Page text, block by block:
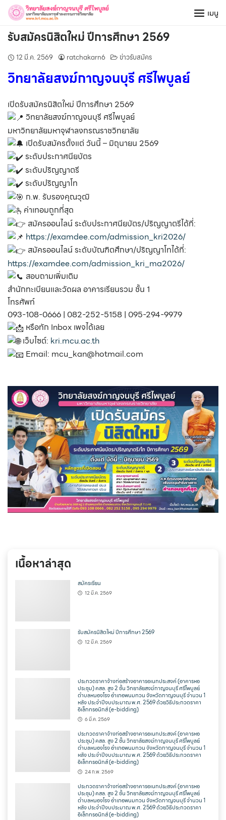
Skip
content
เมนู
รับสมัครนิสิตใหม่ ปีการศึกษา 2569
12 มี.ค. 2569 ratchakarn6 ข่าวรับสมัคร
วิทยาลัยสงฆ์กาญจนบุรี ศรีไพบูลย์
เปิดรับสมัครนิสิตใหม่ ปีการศึกษา 2569
วิทยาลัยสงฆ์กาญจนบุรี ศรีไพบูลย์
มหาวิทยาลัยมหาจุฬาลงกรณราชวิทยาลัย
เปิดรับสมัครตั้งแต่ วันนี้ – มิถุนายน 2569
ระดับประกาศนียบัตร
ระดับปริญญาตรี
ระดับปริญญาโท
ก.พ. รับรองคุณวุฒิ
ค่าเทอมถูกที่สุด
สมัครออนไลน์ ระดับประกาศนียบัตร/ปริญญาตรีได้ที่:
https://examdee.com/admission_kri2026/
สมัครออนไลน์ ระดับบัณฑิตศึกษา/ปริญญาโทได้ที่:
https://examdee.com/admission_kri_ma2026/
สอบถามเพิ่มเติม
สำนักทะเบียนและวัดผล อาคารเรียนรวม ชั้น 1
โทรศัพท์
093-108-0666 | 082-252-5158 | 095-294-9979
หรือทัก Inbox เพจได้เลย
เว็บไซต์: kri.mcu.ac.th
Email: mcu_kan@hotmail.com
เนื้อหาล่าสุด
สมัครเรียน
12 มี.ค. 2569
รับสมัครนิสิตใหม่ ปีการศึกษา 2569
12 มี.ค. 2569
ประกวดราคาจ้างก่อสร้างอาคารอเนกประสงค์ (อาคารหอ
ประชุม) คสล. สูง 2 ชั้น วิทยาลัยสงฆ์กาญจนบุรี ศรีไพบูลย์
ตำบลหนองโรง อำเภอพนมทวน จังหวัดกาญจนบุรี จำนวน 1
หลัง ประจำปีงบประมาณ พ.ศ. 2569 ด้วยวิธีประกวดราคา
อิเล็กทรอนิกส์ (e-bidding)
6 มี.ค. 2569
ประกวดราคาจ้างก่อสร้างอาคารอเนกประสงค์ (อาคารหอ
ประชุม) คสล. สูง 2 ชั้น วิทยาลัยสงฆ์กาญจนบุรี ศรีไพบูลย์
ตำบลหนองโรง อำเภอพนมทวน จังหวัดกาญจนบุรี จำนวน 1
หลัง ประจำปีงบประมาณ พ.ศ. 2569 ด้วยวิธีประกวดราคา
อิเล็กทรอนิกส์ (e-bidding)
24 ก.พ. 2569
ประกวดราคาจ้างก่อสร้างอาคารอเนกประสงค์ (อาคารหอ
ประชุม) คสล. สูง 2 ชั้น วิทยาลัยสงฆ์กาญจนบุรี ศรีไพบูลย์
ตำบลหนองโรง อำเภอพนมทวน จังหวัดกาญจนบุรี จำนวน 1
หลัง ประจำปีงบประมาณ พ.ศ. 2569 ด้วยวิธีประกวดราคา
อิเล็กทรอนิกส์ (e-bidding)